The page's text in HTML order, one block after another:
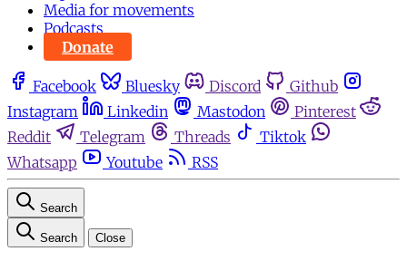
Media for movements
Podcasts
Donate
Facebook Bluesky Discord
Github
Instagram
Linkedin Mastodon
Pinterest
Reddit
Telegram Threads
Tiktok
Whatsapp
Youtube RSS
Search
Search Close